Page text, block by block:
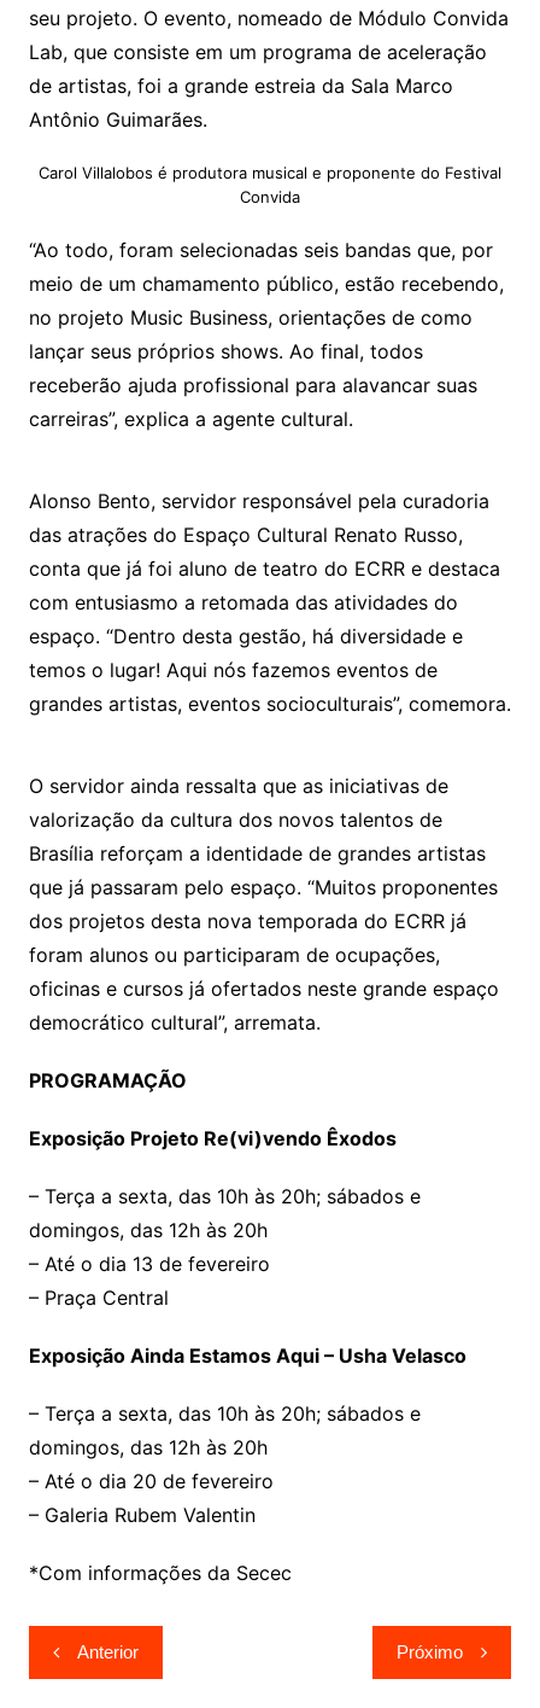
seu projeto. O evento, nomeado de Módulo Convida
Lab, que consiste em um programa de aceleração
de artistas, foi a grande estreia da Sala Marco
Antônio Guimarães.
Carol Villalobos é produtora musical e proponente do Festival
Convida
“Ao todo, foram selecionadas seis bandas que, por
meio de um chamamento público, estão recebendo,
no projeto Music Business, orientações de como
lançar seus próprios shows. Ao final, todos
receberão ajuda profissional para alavancar suas
carreiras”, explica a agente cultural.
Alonso Bento, servidor responsável pela curadoria
das atrações do Espaço Cultural Renato Russo,
conta que já foi aluno de teatro do ECRR e destaca
com entusiasmo a retomada das atividades do
espaço. “Dentro desta gestão, há diversidade e
temos o lugar! Aqui nós fazemos eventos de
grandes artistas, eventos socioculturais”, comemora.
O servidor ainda ressalta que as iniciativas de
valorização da cultura dos novos talentos de
Brasília reforçam a identidade de grandes artistas
que já passaram pelo espaço. “Muitos proponentes
dos projetos desta nova temporada do ECRR já
foram alunos ou participaram de ocupações,
oficinas e cursos já ofertados neste grande espaço
democrático cultural”, arremata.
PROGRAMAÇÃO
Exposição Projeto Re(vi)vendo Êxodos
– Terça a sexta, das 10h às 20h; sábados e
domingos, das 12h às 20h
– Até o dia 13 de fevereiro
– Praça Central
Exposição Ainda Estamos Aqui – Usha Velasco
– Terça a sexta, das 10h às 20h; sábados e
domingos, das 12h às 20h
– Até o dia 20 de fevereiro
– Galeria Rubem Valentin
*Com informações da Secec
Navegação
de
Anterior Próximo